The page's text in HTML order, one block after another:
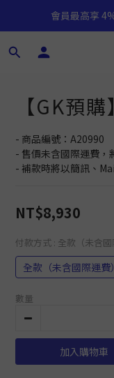
會員最高享
【GK預
- 商品編號：A20990
- 售價未含國際運費，
- 補款時將以簡訊、
NT$8,930
付款方式 : 全款（未含國
全款（未含國際運費）
數量
加入購物車